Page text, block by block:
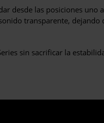
desde las posiciones uno a
transparente, dejando
sin sacrificar la